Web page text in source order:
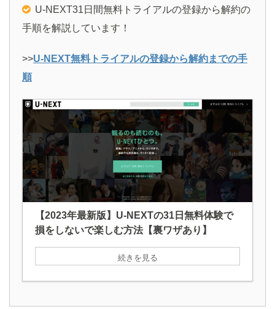
U-NEXT31日間無料トライアルの登録から解約の
手順を解説しています！
>>U-NEXT無料トライアルの登録から解約までの手
順
【2023年最新版】U-NEXTの31日無料体験で
損をしないで楽しむ方法【裏ワザあり】
続きを見る